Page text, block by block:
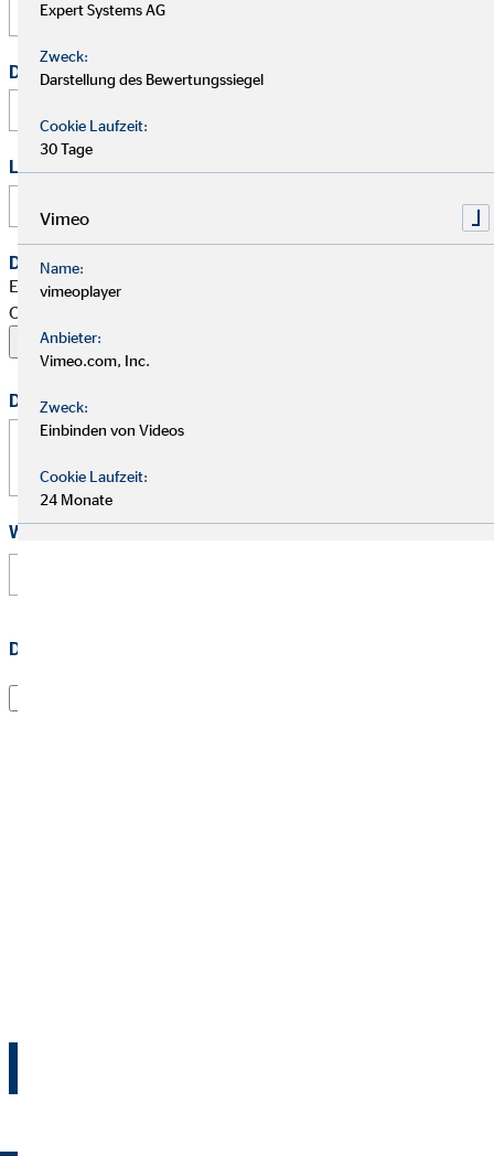
Deine Telefonnummer
Link zu Deinem Business-Profil (Xing / LinkedIn / andere)
Dein Begleitschreiben
Erlaubte Formate: PDF, Word, ZIP, OpenOffice,
OpenDocument, JPG, PNG, BMP | Maximal 20 MB
Deine Nachricht
Wie hast Du von uns erfahren?
Datenschutz
Expert Systems AG
Zweck:
Darstellung des Bewertungssiegel
Cookie Laufzeit:
30 Tage
Vimeo
Name:
vimeoplayer
Anbieter:
Vimeo.com, Inc.
Zweck:
Einbinden von Videos
Cookie Laufzeit:
24 Monate